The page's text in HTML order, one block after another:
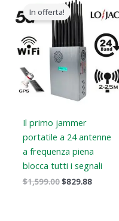
In offerta!
Il primo jammer
portatile a 24 antenne
a frequenza piena
blocca tutti i segnali
$1,599.00
prezzo
originale
era:
$1,599.00.
$829.88
prezzo
attuale
$829.88.